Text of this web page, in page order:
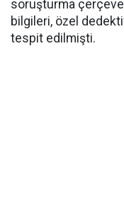
soruşturma
bilgileri, özel
tespit edilmişti.